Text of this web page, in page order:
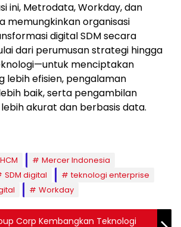
ini, Metrodata, Workday, dan
memungkinkan organisasi
digital SDM secara
dari perumusan strategi hingga
menciptakan
lebih efisien, pengalaman
baik, serta pengambilan
akurat dan berbasis data.
HCM
Mercer Indonesia
SDM digital
teknologi enterprise
Workday
Corp Kembangkan Teknologi